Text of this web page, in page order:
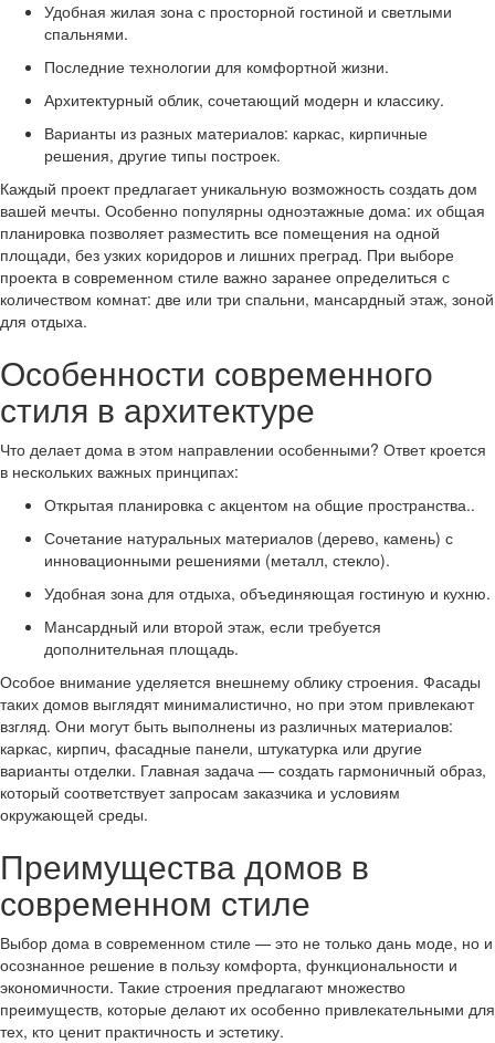
Удобная жилая зона с просторной гостиной и светлыми
спальнями.
Последние технологии для комфортной жизни.
Архитектурный облик, сочетающий модерн и классику.
Варианты из разных материалов: каркас, кирпичные
решения, другие типы построек.
Каждый проект предлагает уникальную возможность создать дом
вашей мечты. Особенно популярны одноэтажные дома: их общая
планировка позволяет разместить все помещения на одной
площади, без узких коридоров и лишних преград. При выборе
проекта в современном стиле важно заранее определиться с
количеством комнат: две или три спальни, мансардный этаж, зоной
для отдыха.
Особенности современного
стиля в архитектуре
Что делает дома в этом направлении особенными? Ответ кроется
в нескольких важных принципах:
Открытая планировка с акцентом на общие пространства..
Сочетание натуральных материалов (дерево, камень) с
инновационными решениями (металл, стекло).
Удобная зона для отдыха, объединяющая гостиную и кухню.
Мансардный или второй этаж, если требуется
дополнительная площадь.
Особое внимание уделяется внешнему облику строения. Фасады
таких домов выглядят минималистично, но при этом привлекают
взгляд. Они могут быть выполнены из различных материалов:
каркас, кирпич, фасадные панели, штукатурка или другие
варианты отделки. Главная задача — создать гармоничный образ,
который соответствует запросам заказчика и условиям
окружающей среды.
Преимущества домов в
современном стиле
Выбор дома в современном стиле — это не только дань моде, но и
осознанное решение в пользу комфорта, функциональности и
экономичности. Такие строения предлагают множество
преимуществ, которые делают их особенно привлекательными для
тех, кто ценит практичность и эстетику.